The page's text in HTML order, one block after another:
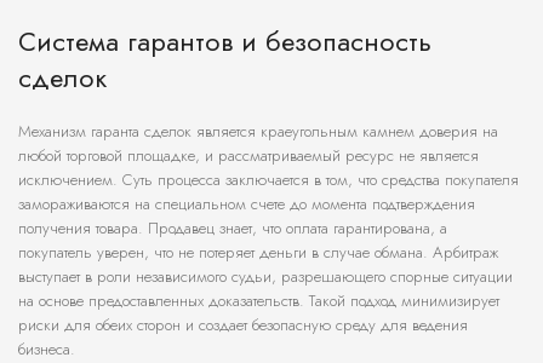
Система гарантов и безопасность
сделок
Механизм гаранта сделок является краеугольным камнем доверия на
любой торговой площадке, и рассматриваемый ресурс не является
исключением. Суть процесса заключается в том, что средства покупателя
замораживаются на специальном счете до момента подтверждения
получения товара. Продавец знает, что оплата гарантирована, а
покупатель уверен, что не потеряет деньги в случае обмана. Арбитраж
выступает в роли независимого судьи, разрешающего спорные ситуации
на основе предоставленных доказательств. Такой подход минимизирует
риски для обеих сторон и создает безопасную среду для ведения
бизнеса.